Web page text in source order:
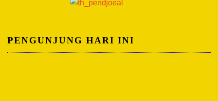
PENGUNJUNG HARI INI